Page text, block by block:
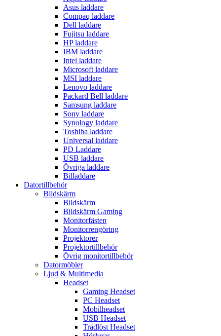
Asus laddare
Compaq laddare
Dell laddare
Fujitsu laddare
HP laddare
IBM laddare
Intel laddare
Microsoft laddare
MSI laddare
Lenovo laddare
Packard Bell laddare
Samsung laddare
Sony laddare
Synology laddare
Toshiba laddare
Universal laddare
PD Laddare
USB laddare
Övriga laddare
Billaddare
Datortillbehör
Bildskärm
Bildskärm
Bildskärm Gaming
Monitorfästen
Monitorrengöring
Projektorer
Projektortillbehör
Övrig monitortillbehör
Datormöbler
Ljud & Multimedia
Headset
Gaming Headset
PC Headset
Mobilheadset
USB Headset
Trådlöst Headset